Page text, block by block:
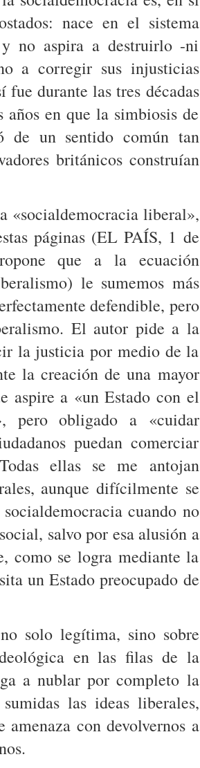
nace en el sistema
no aspira a destruirlo -ni
a corregir sus injusticias
durante las tres décadas
en que la simbiosis de
de un sentido común tan
británicos construían
«socialdemocracia liberal»,
páginas (EL PAÍS, 1 de
que a la ecuación
le sumemos más
defendible, pero
El autor pide a la
la justicia por medio de la
la creación de una mayor
aspire a «un Estado con el
pero obligado a «cuidar
puedan comerciar
ellas se me antojan
aunque difícilmente se
cuando no
salvo por esa alusión a
como se logra mediante la
un Estado preocupado de
solo legítima, sino sobre
en las filas de la
a nublar por completo la
las ideas liberales,
amenaza con devolvernos a